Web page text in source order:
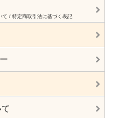
て / 特定商取引法に基づく表記